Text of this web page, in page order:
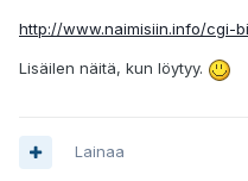
http://www.naimisiin.info/cgi-
Lisäilen näitä, kun löytyy.
Lainaa